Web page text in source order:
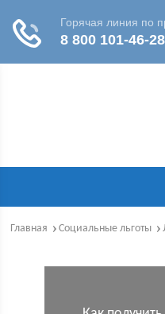
Главная Социальные льготы